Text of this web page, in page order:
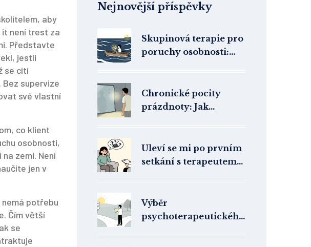
aby
it není trest za
. Představte
jestli
se cítí
Bez supervize
své vlastní
co klient
osobnosti,
zemi. Není
jen v
nemá potřebu
Čím větší
se
Nejnovější příspěvky
Skupinová terapie pro
poruchy osobnosti:
Chronické pocity
prázdnoty: Jak
pomáhá při hraniční
poruše osobnosti
Uleví se mi po prvním
setkání s terapeutem?
Výběr
psychoterapeutického